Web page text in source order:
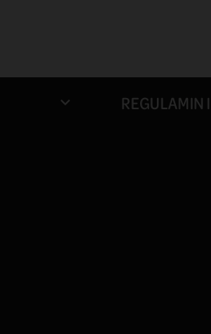
 REGULAMIN